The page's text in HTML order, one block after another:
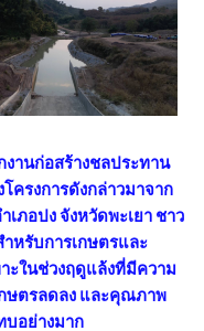
านก่อสร้างชลประทาน
ครงการดังกล่าวมาจาก
ภอปง จังหวัดพะเยา ชาว
หรับการเกษตรและ
ะในช่วงฤดูแล้งที่มีความ
ษตรลดลง และคุณภาพ
อย่างมาก